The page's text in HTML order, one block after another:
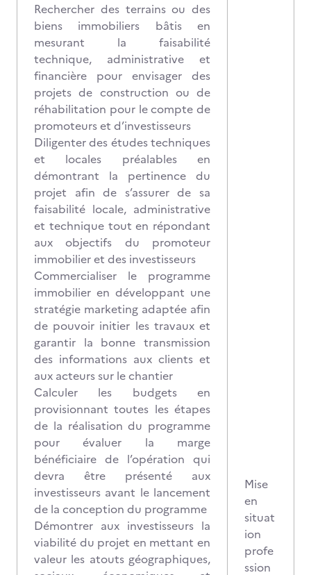
Rechercher des terrains ou des
biens immobiliers bâtis en
mesurant la faisabilité
technique, administrative et
financière pour envisager des
projets de construction ou de
réhabilitation pour le compte de
promoteurs et d’investisseurs
Diligenter des études techniques
et locales préalables en
démontrant la pertinence du
projet afin de s’assurer de sa
faisabilité locale, administrative
et technique tout en répondant
aux objectifs du promoteur
immobilier et des investisseurs
Commercialiser le programme
immobilier en développant une
stratégie marketing adaptée afin
de pouvoir initier les travaux et
garantir la bonne transmission
des informations aux clients et
aux acteurs sur le chantier
Calculer les budgets en
provisionnant toutes les étapes
de la réalisation du programme
pour évaluer la marge
bénéficiaire de l’opération qui
devra être présenté aux
investisseurs avant le lancement
de la conception du programme
Démontrer aux investisseurs la
viabilité du projet en mettant en
valeur les atouts géographiques,
Mise
en
situat
ion
profe
ssion